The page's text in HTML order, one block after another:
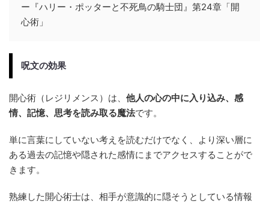
ー『ハリー・ポッターと不死鳥の騎士団』第24章「開
心術」
呪文の効果
開心術（レジリメンス）は、 他人の心の中に入り込み、感
情、記憶、思考を読み取る魔法です。
単に言葉にしていない考えを読むだけでなく、より深い層に
ある過去の記憶や隠された感情にまでアクセスすることがで
きます。
熟練した開心術士は、相手が意識的に隠そうとしている情報